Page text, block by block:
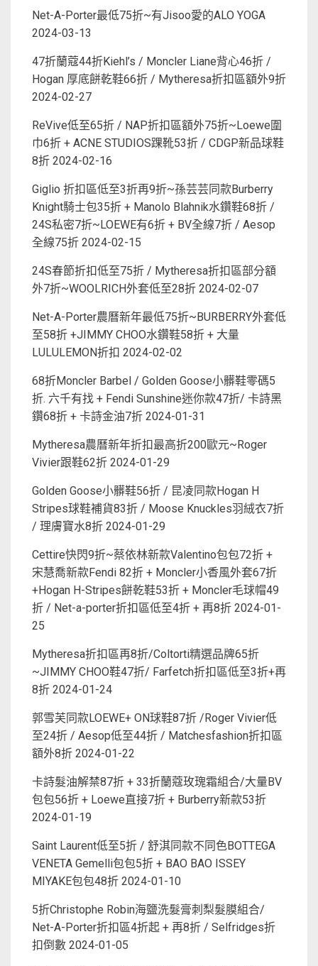
Net-A-Porter最低75折~有Jisoo愛的ALO YOGA
2024-03-13
47折蘭蔻44折Kiehl’s / Moncler Liane背心46折 /
Hogan 厚底餅乾鞋66折 / Mytheresa折扣區額外9折
2024-02-27
ReVive低至65折 / NAP折扣區額外75折~Loewe圍
巾6折 + ACNE STUDIOS踝靴53折 / CDGP新品球鞋
8折 2024-02-16
Giglio 折扣區低至3折再9折~孫芸芸同款Burberry
Knight騎士包35折 + Manolo Blahnik水鑽鞋68折 /
24S私密7折~LOEWE有6折 + BV全線7折 / Aesop
全線75折 2024-02-15
24S春節折扣低至75折 / Mytheresa折扣區部分額
外7折~WOOLRICH外套低至28折 2024-02-07
Net-A-Porter農曆新年最低75折~BURBERRY外套低
至58折 +JIMMY CHOO水鑽鞋58折 + 大量
LULULEMON折扣 2024-02-02
68折Moncler Barbel / Golden Goose小髒鞋零碼5
折. 六千有找 + Fendi Sunshine迷你款47折/ 卡詩黑
鑽68折 + 卡詩金油7折 2024-01-31
Mytheresa農曆新年折扣最高折200歐元~Roger
Vivier跟鞋62折 2024-01-29
Golden Goose小髒鞋56折 / 昆凌同款Hogan H
Stripes球鞋補貨83折 / Moose Knuckles羽絨衣7折
/ 理膚寶水8折 2024-01-29
Cettire快閃9折~蔡依林新款Valentino包包72折 +
宋慧喬新款Fendi 82折 + Moncler小香風外套67折
+Hogan H-Stripes餅乾鞋53折 + Moncler毛球帽49
折 / Net-a-porter折扣區低至4折 + 再8折 2024-01-
25
Mytheresa折扣區再8折/Coltorti精選品牌65折
~JIMMY CHOO鞋47折/ Farfetch折扣區低至3折+再
8折 2024-01-24
郭雪芙同款LOEWE+ ON球鞋87折 /Roger Vivier低
至24折 / Aesop低至44折 / Matchesfashion折扣區
額外8折 2024-01-22
卡詩髮油解禁87折 + 33折蘭蔻玫瑰霜組合/大量BV
包包56折 + Loewe直接7折 + Burberry新款53折
2024-01-19
Saint Laurent低至5折 / 舒淇同款不同色BOTTEGA
VENETA Gemelli包包5折 + BAO BAO ISSEY
MIYAKE包包48折 2024-01-10
5折Christophe Robin海鹽洗髮膏刺梨髮膜組合/
Net-A-Porter折扣區4折起 + 再8折 / Selfridges折
扣倒數 2024-01-05